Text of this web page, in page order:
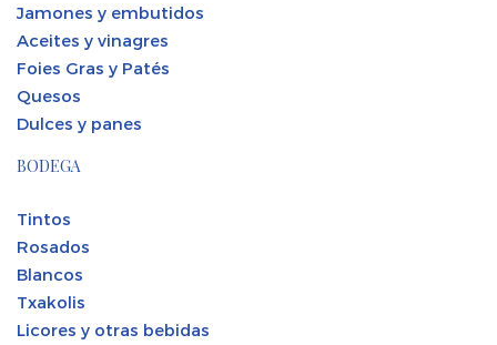
Jamones y embutidos
Aceites y vinagres
Foies Gras y Patés
Quesos
Dulces y panes
BODEGA
Tintos
Rosados
Blancos
Txakolis
Licores y otras bebidas